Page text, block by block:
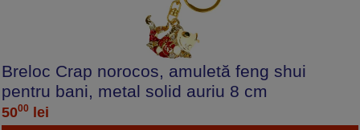
Breloc Crap norocos, amuletă feng shui
pentru bani, metal solid auriu 8 cm
5000 lei